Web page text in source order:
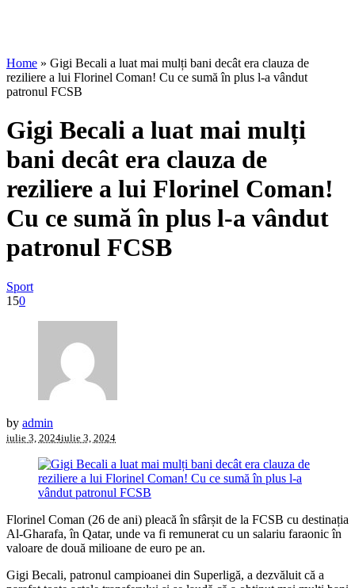
Home » Gigi Becali a luat mai mulți bani decât era clauza de
reziliere a lui Florinel Coman! Cu ce sumă în plus l-a vândut
patronul FCSB
Gigi Becali a luat mai mulți
bani decât era clauza de
reziliere a lui Florinel Coman!
Cu ce sumă în plus l-a vândut
patronul FCSB
Sport
150
by admin
iulie 3, 2024iulie 3, 2024
Florinel Coman (26 de ani) pleacă în sfârșit de la FCSB cu destinația
Al-Gharafa, în Qatar, unde va fi remunerat cu un salariu faraonic în
valoare de două milioane de euro pe an.
Gigi Becali, patronul campioanei din Superligă, a dezvăluit că a